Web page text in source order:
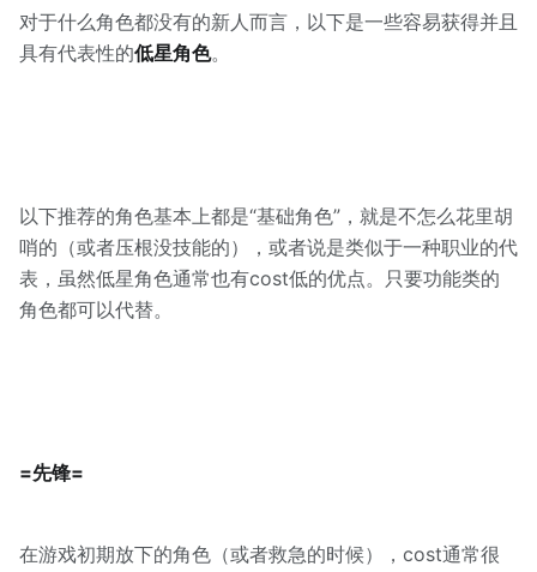
对于什么角色都没有的新人而言，以下是一些容易获得并且
具有代表性的低星角色。
以下推荐的角色基本上都是“基础角色”，就是不怎么花里胡
哨的（或者压根没技能的），或者说是类似于一种职业的代
表，虽然低星角色通常也有cost低的优点。只要功能类的
角色都可以代替。
=先锋=
在游戏初期放下的角色（或者救急的时候），cost通常很